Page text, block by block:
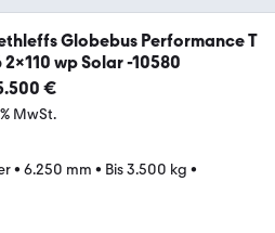
Globebus Performance T
2x110 wp Solar -10580
€
MwSt.
• 6.250 mm • Bis 3.500 kg •